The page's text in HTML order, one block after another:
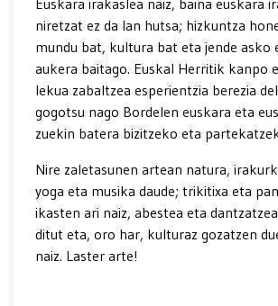
Euskara irakaslea naiz, baina euskara
niretzat ez da lan hutsa; hizkuntza
mundu bat, kultura bat eta jende asko
aukera baitago. Euskal Herritik kanpo
lekua zabaltzea esperientzia berezia
gogotsu nago Bordelen euskara eta
zuekin batera bizitzeko eta
Nire zaletasunen artean natura,
yoga eta musika daude; trikitixa eta
ikasten ari naiz, abestea eta
ditut eta, oro har, kulturaz gozatzen
naiz. Laster arte!